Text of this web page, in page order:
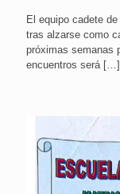
El equipo cadete
tras alzarse como
próximas semanas
encuentros será[…]